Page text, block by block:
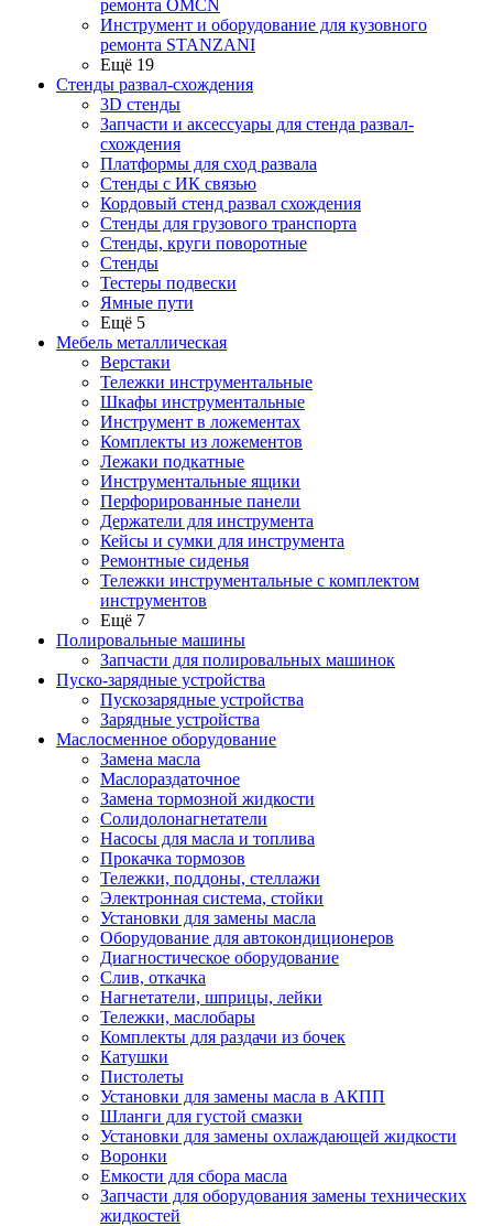
ремонта OMCN
Инструмент и оборудование для кузовного
ремонта STANZANI
Ещё 19
Стенды развал-схождения
3D стенды
Запчасти и аксессуары для стенда развал-
схождения
Платформы для сход развала
Стенды с ИК связью
Кордовый стенд развал схождения
Стенды для грузового транспорта
Стенды, круги поворотные
Стенды
Тестеры подвески
Ямные пути
Ещё 5
Мебель металлическая
Верстаки
Тележки инструментальные
Шкафы инструментальные
Инструмент в ложементах
Комплекты из ложементов
Лежаки подкатные
Инструментальные ящики
Перфорированные панели
Держатели для инструмента
Кейсы и сумки для инструмента
Ремонтные сиденья
Тележки инструментальные с комплектом
инструментов
Ещё 7
Полировальные машины
Запчасти для полировальных машинок
Пуско-зарядные устройства
Пускозарядные устройства
Зарядные устройства
Маслосменное оборудование
Замена масла
Маслораздаточное
Замена тормозной жидкости
Солидолонагнетатели
Насосы для масла и топлива
Прокачка тормозов
Тележки, поддоны, стеллажи
Электронная система, стойки
Установки для замены масла
Оборудование для автокондиционеров
Диагностическое оборудование
Слив, откачка
Нагнетатели, шприцы, лейки
Тележки, маслобары
Комплекты для раздачи из бочек
Катушки
Пистолеты
Установки для замены масла в АКПП
Шланги для густой смазки
Установки для замены охлаждающей жидкости
Воронки
Емкости для сбора масла
Запчасти для оборудования замены технических
жидкостей